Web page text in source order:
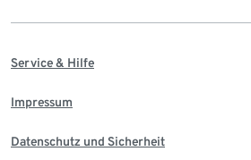
Service & Hilfe
Impressum
Datenschutz und Sicherheit